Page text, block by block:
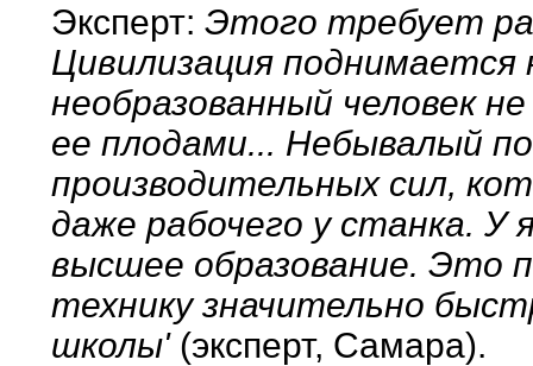
Эксперт: Этого требует
Цивилизация поднимается
необразованный человек
ее плодами... Небывалый
производительных сил,
даже рабочего у станка.
высшее образование. Это
технику значительно
школы' (эксперт, Самара).